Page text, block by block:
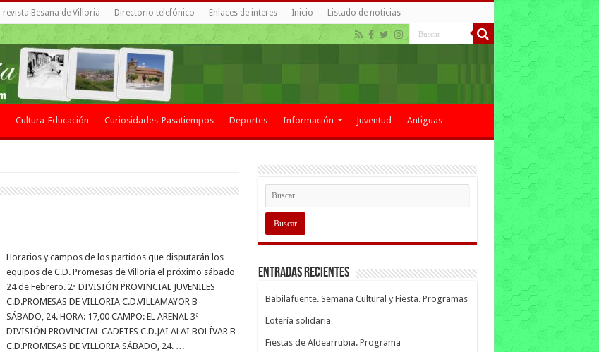
Besana de Villoria Directorio telefónico Enlaces de interes Inicio Listado de noticias
Cultura-Educación Curiosidades-Pasatiempos Deportes Información Juventud Antiguas
Horarios y campos de los partidos que disputarán los
equipos de C.D. Promesas de Villoria el próximo sábado
24 de Febrero. 2ª DIVISIÓN PROVINCIAL JUVENILES
C.D.PROMESAS DE VILLORIA C.D.VILLAMAYOR B
SÁBADO, 24. HORA: 17,00 CAMPO: EL ARENAL 3ª
DIVISIÓN PROVINCIAL CADETES C.D.JAI ALAI BOLÍVAR B
C.D.PROMESAS DE VILLORIA SÁBADO, 24. …
Entradas recientes
Babilafuente. Semana Cultural y Fiesta. Programas
Lotería solidaria
Fiestas de Aldearrubia. Programa